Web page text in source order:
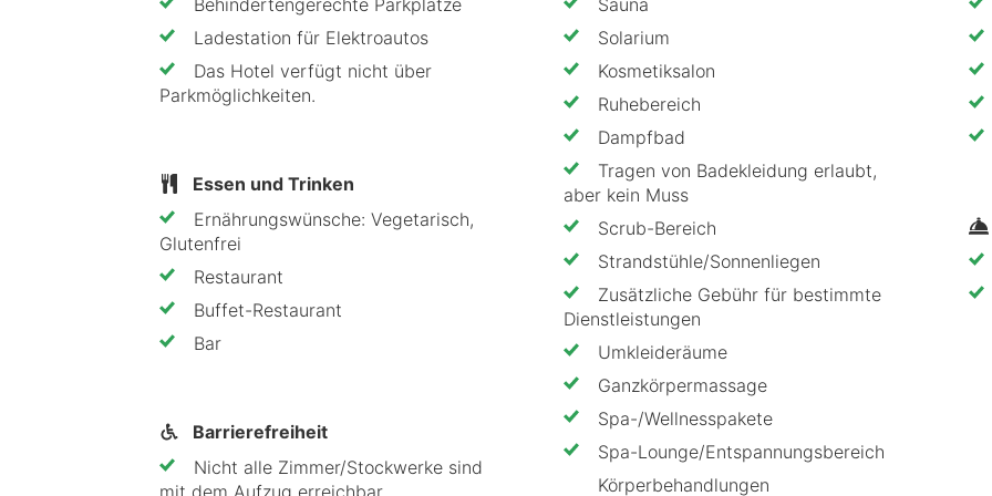
während einer Beauty-Anwendung,
im Außenpool und
auf der Liegewiese.
Beginne deinen Tag mit einem Frühstück vom Buffet. Mittags steht dir ein Salatbuffet zur
Kuchen. Abends kannst du dich im Restaurant des Hotels Ahornhof mit köstlichen
kulinarisch verwöhnen lassen. Nimm anschließend an der Hotelbar Platz und genieße einen
Umgebung Hotel Ahornhof
Inmitten der größten Waldlandschaft Mitteleuropas gelegen, ist das Hotel Ahornhof der
und Fahrradausflüge. Spaziere durch den ersten und ältesten Nationalpark Deutschlands
Naturparks. Nutze das umfangreiche Kulturangebot und entdecke die zahlreichen
und der Umgebung.
Behindertengerechte Parkplätze
Ladestation für Elektroautos
Parkmöglichkeiten.
Essen und Trinken
Glutenfrei
Restaurant
Buffet-Restaurant
Bar
Barrierefreiheit
Sauna
Solarium
Kosmetiksalon
Ruhebereich
Dampfbad
aber kein Muss
Scrub-Bereich
Strandstühle/Sonnenliegen
Dienstleistungen
Umkleideräume
Ganzkörpermassage
Spa-/Wellnesspakete
Spa-Lounge/Entspannungsbereich
Körperbehandlungen